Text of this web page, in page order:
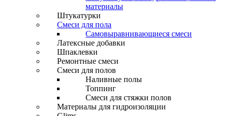
материалы
Штукатурки
Смеси для пола
Самовыравнивающиеся смеси
Латексные добавки
Шпаклевки
Ремонтные смеси
Смеси для полов
Наливные полы
Топпинг
Смеси для стяжки полов
Материалы для гидроизоляции